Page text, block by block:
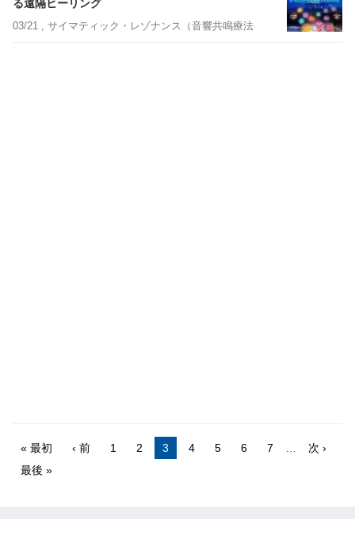
る遠隔ヒーリング
03/21 , サイマティック・レゾナンス（音響共鳴療法
« 最初 ‹ 前 1 2 3 4 5 6 7
次 ›
最後 »